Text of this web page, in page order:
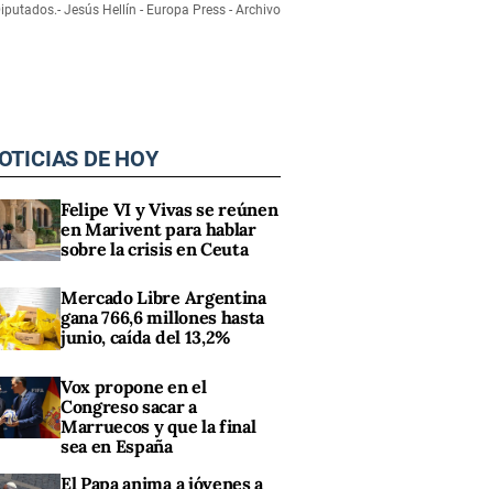
Jesús Hellín - Europa Press - Archivo
DE HOY
Felipe VI y Vivas se reúnen
en Marivent para hablar
sobre la crisis en Ceuta
Mercado Libre Argentina
gana 766,6 millones hasta
junio, caída del 13,2%
Vox propone en el
Congreso sacar a
Marruecos y que la final
sea en España
El Papa anima a jóvenes a